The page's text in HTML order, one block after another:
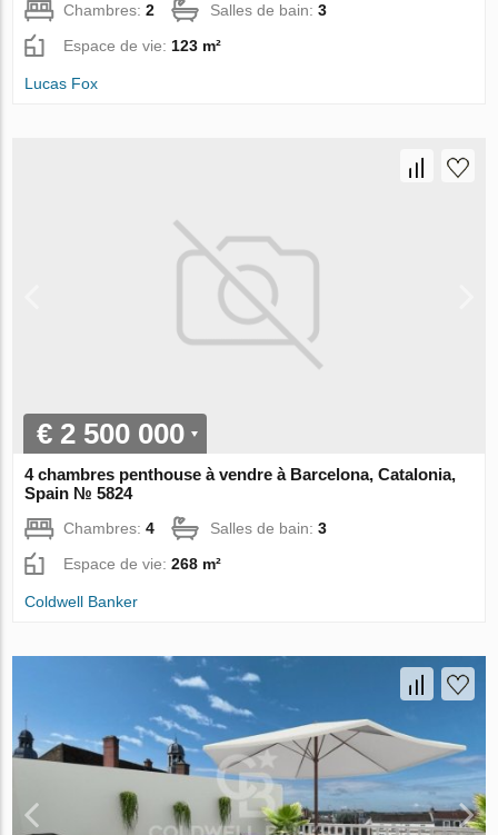
Chambres:2 Salles de bain:3
Espace de vie:123 m²
Lucas Fox
€ 2 500 000
4 chambres penthouse à vendre à Barcelona, Catalonia,
Spain № 5824
Chambres:4 Salles de bain:3
Espace de vie:268 m²
Coldwell Banker